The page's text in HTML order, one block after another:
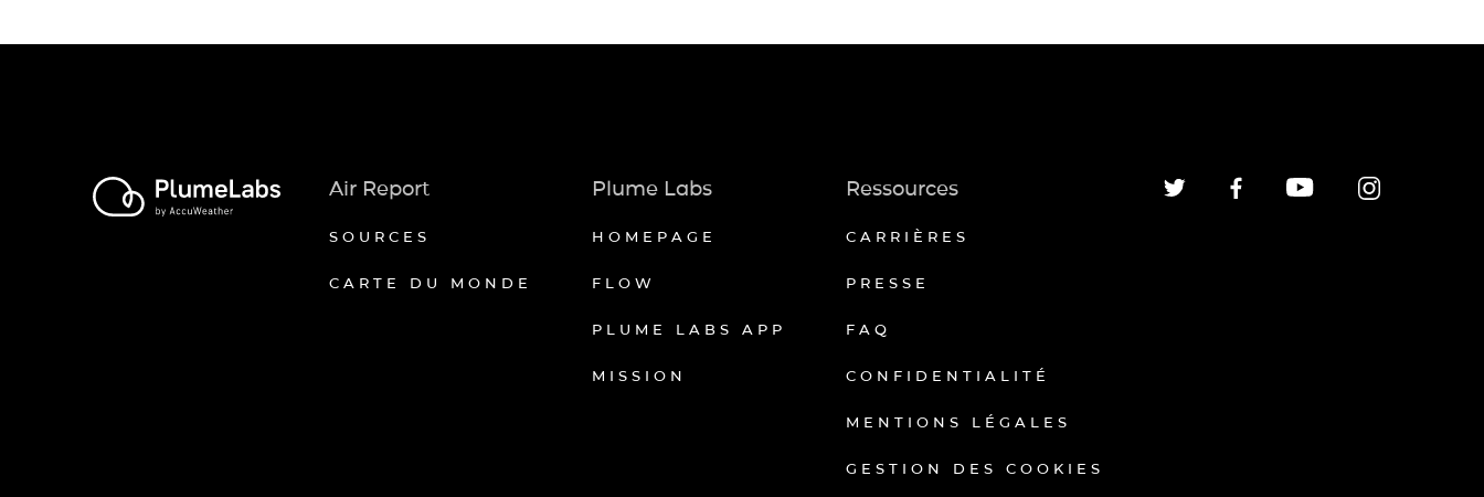
Air Report
SOURCES
CARTE DU MONDE
Plume Labs
HOMEPAGE
FLOW
PLUME LABS APP
MISSION
Ressources
CARRIÈRES
PRESSE
FAQ
CONFIDENTIALITÉ
MENTIONS LÉGALES
GESTION DES COOKIES